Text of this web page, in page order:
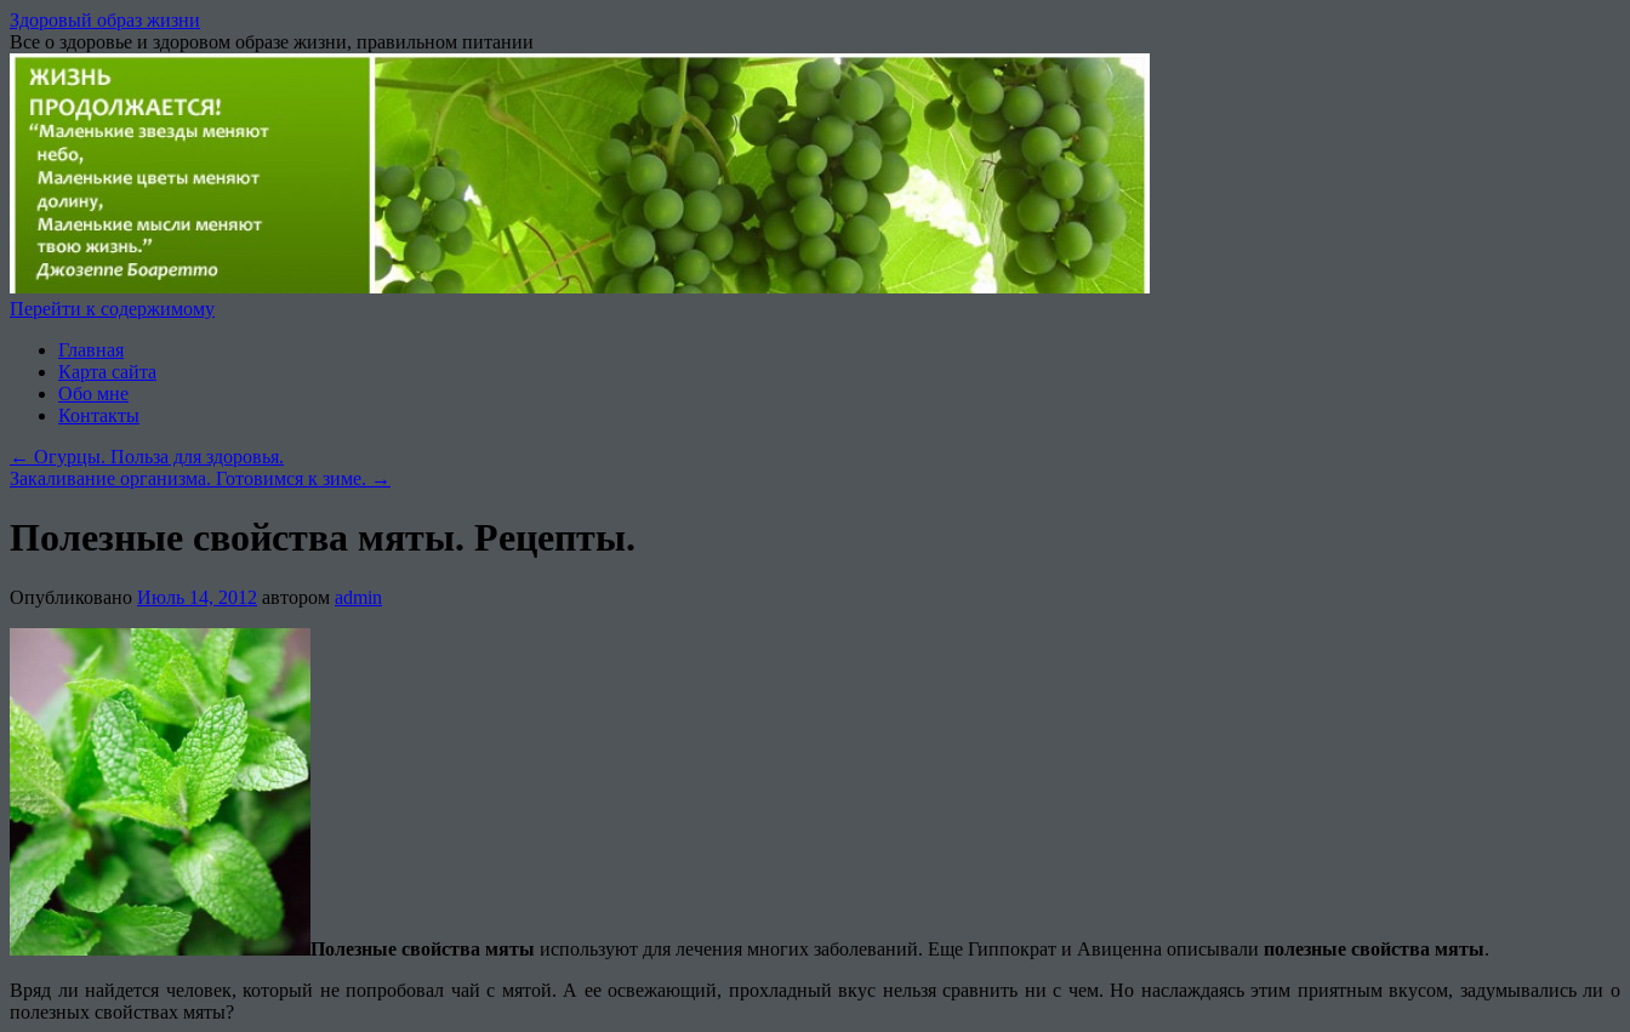
Здоровый образ жизни
Все о здоровье и здоровом образе жизни, правильном питании
Перейти к содержимому
Главная
Карта сайта
Обо мне
Контакты
← Огурцы. Польза для здоровья.
Закаливание организма. Готовимся к зиме. →
Полезные свойства мяты. Рецепты.
Опубликовано Июль 14, 2012 автором admin
Полезные свойства мяты используют для лечения многих заболеваний. Еще Гиппократ и Авиценна описывали полезные свойства мяты.
Вряд ли найдется человек, который не попробовал чай с мятой. А ее освежающий, прохладный вкус нельзя сравнить ни с чем. Но наслаждаясь этим приятным вкусом, задумывались ли о
полезных свойствах мяты?